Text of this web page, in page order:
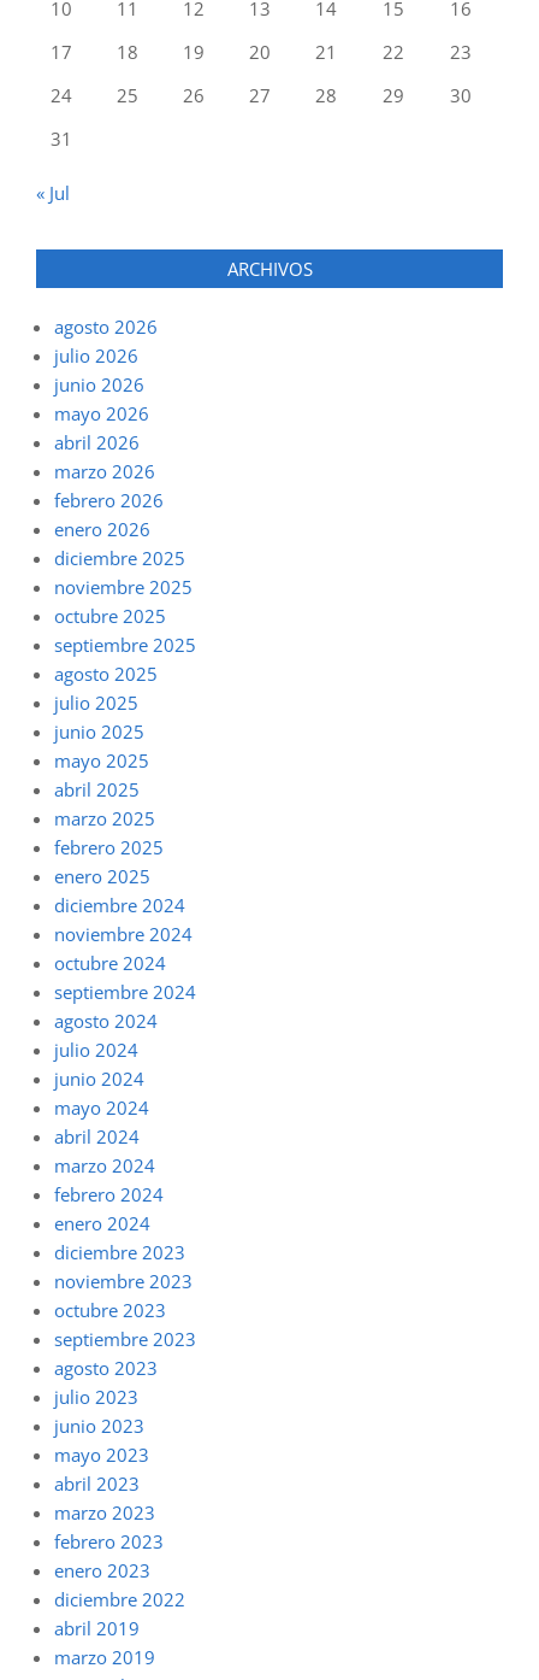
10
11 12 13 14 15
16
17
18 19 20 21 22
23
24
25 26 27 28 29
30
31
« Jul
ARCHIVOS
agosto 2026
julio 2026
junio 2026
mayo 2026
abril 2026
marzo 2026
febrero 2026
enero 2026
diciembre 2025
noviembre 2025
octubre 2025
septiembre 2025
agosto 2025
julio 2025
junio 2025
mayo 2025
abril 2025
marzo 2025
febrero 2025
enero 2025
diciembre 2024
noviembre 2024
octubre 2024
septiembre 2024
agosto 2024
julio 2024
junio 2024
mayo 2024
abril 2024
marzo 2024
febrero 2024
enero 2024
diciembre 2023
noviembre 2023
octubre 2023
septiembre 2023
agosto 2023
julio 2023
junio 2023
mayo 2023
abril 2023
marzo 2023
febrero 2023
enero 2023
diciembre 2022
abril 2019
marzo 2019